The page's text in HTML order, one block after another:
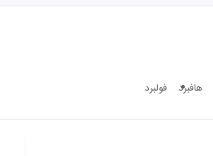
هافبرد فولبرد